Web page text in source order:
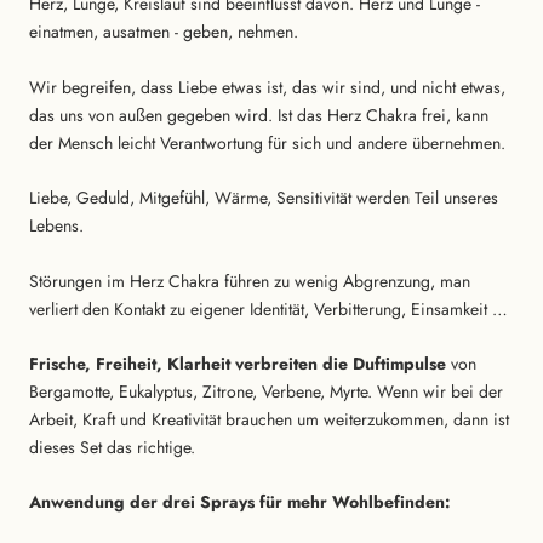
einatmen, ausatmen - geben, nehmen.
Wir begreifen, dass Liebe etwas ist, das wir sind, und nicht etwas,
das uns von außen gegeben wird. Ist das Herz Chakra frei, kann
der Mensch leicht Verantwortung für sich und andere übernehmen.
Liebe, Geduld, Mitgefühl, Wärme, Sensitivität werden Teil unseres
Lebens.
Störungen im Herz Chakra führen zu wenig Abgrenzung, man
verliert den Kontakt zu eigener Identität, Verbitterung, Einsamkeit …
Frische, Freiheit, Klarheit verbreiten die Duftimpulse von
Bergamotte, Eukalyptus, Zitrone, Verbene, Myrte. Wenn wir bei der
Arbeit, Kraft und Kreativität brauchen um weiterzukommen, dann ist
dieses Set das richtige.
Anwendung der drei Sprays für mehr Wohlbefinden: